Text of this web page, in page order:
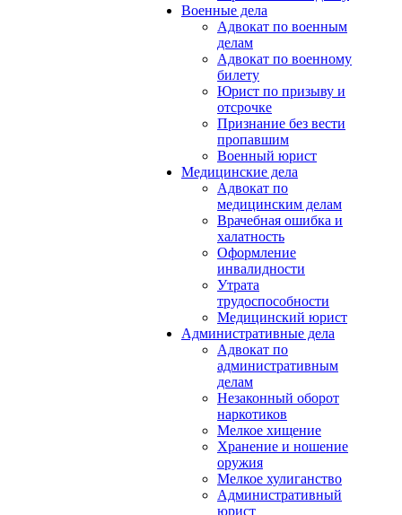
Военные дела
Адвокат по военным
делам
Адвокат по военному
билету
Юрист по призыву и
отсрочке
Признание без вести
пропавшим
Военный юрист
Медицинские дела
Адвокат по
медицинским делам
Врачебная ошибка и
халатность
Оформление
инвалидности
Утрата
трудоспособности
Медицинский юрист
Административные дела
Адвокат по
административным
делам
Незаконный оборот
наркотиков
Мелкое хищение
Хранение и ношение
оружия
Мелкое хулиганство
Административный
юрист